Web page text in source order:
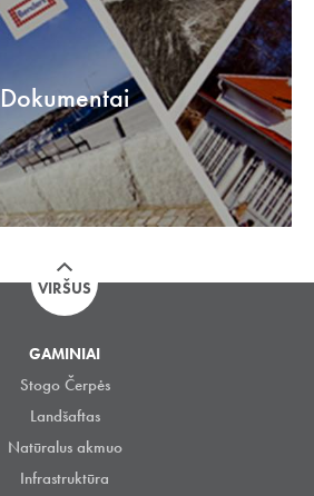
Dokumentai
VIRŠUS
GAMINIAI
Stogo Čerpės
Landšaftas
Natūralus akmuo
Infrastruktūra